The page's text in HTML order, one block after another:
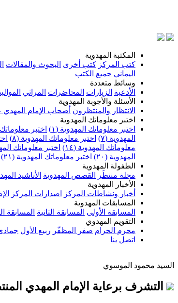
المكتبة المهدوية
كتب المركز كتب أخرى البحوث والمقالات
اليماني جميع الكتب
وسائط متعددة
الأدعية الزيارات المحاضرات المراثي
الأسئلة والأجوبة المهدوية
الانتظار والمنتظرون أصحاب الإمام المهدي
اختبر معلوماتك المهدوية
اختبر معلوماتك المهدوية (١)
اختبر معلوماتك
المهدوية (٧)
اختبر معلوماتك المهدوية (٨)
معلوماتك المهدوية (١٤)
اختبر معلوماتك
المهدوية (٢٠)
اختبر معلوماتك المهدوية (٢١)
الطفولة المهدوية
مجلة منتظَر
القصص المهدوية الأناشيد
الأخبار المهدوية
أخبار ونشاطات المركز
اصدارات المركز
المسابقات المهدوية
المسابقة الأولى المسابقة الثانية المسابقة
التقويم المهدوي
محرم الحرام صفر المظفّر ربيع الأول
اتصل بنا
السيد محمود الموسوي
التشرف برعاية الإمام المهدي